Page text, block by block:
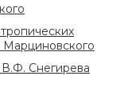
Марциновского
В.Ф. Снегирева